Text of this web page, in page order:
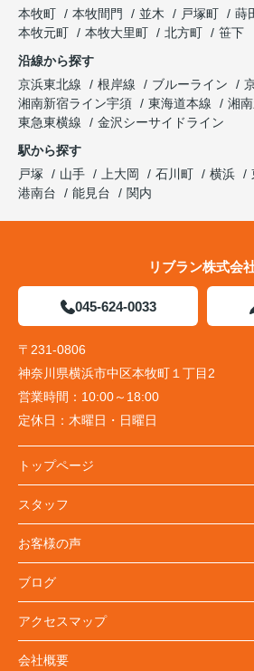
本牧町
本牧間門 並木 戸塚町 蒔
本牧元町
本牧大里町 北方町
笹下
沿線から探す
京浜東北線
根岸線 ブルーライン
湘南新宿ライン宇須
東海道本線
湘
東急東横線
金沢シーサイドライン
駅から探す
戸塚
山手 上大岡 石川町 横浜
港南台
能見台 関内
リブラン株式会
045-624-0033
〒231-0806
神奈川県横浜市中区本牧町１丁目2
営業時間： 10:00～18:00
定休日： 木曜日・日曜日
トップページ
スタッフ
お客様の声
ブログ
アクセスマップ
会社概要